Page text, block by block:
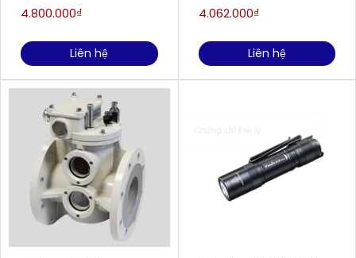
4.800.000₫
Liên hệ
4.062.000₫
Liên hệ